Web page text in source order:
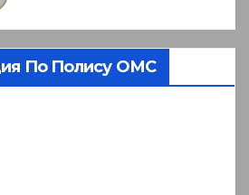
По Полису ОМС